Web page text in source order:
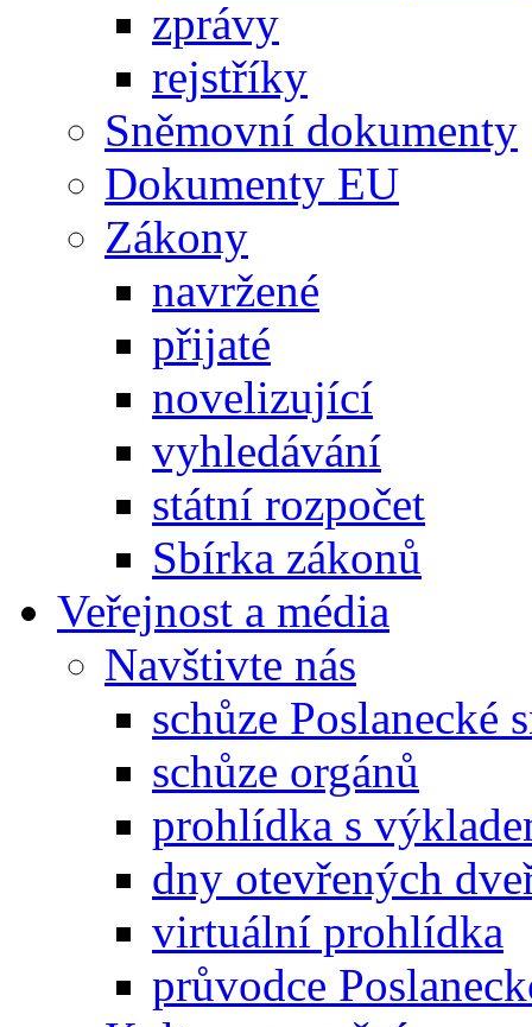
zprávy
rejstříky
Sněmovní dokumenty
Dokumenty EU
Zákony
navržené
přijaté
novelizující
vyhledávání
státní rozpočet
Sbírka zákonů
Veřejnost a média
Navštivte nás
schůze Poslanecké
schůze orgánů
prohlídka s
dny otevřených
virtuální prohlídka
průvodce